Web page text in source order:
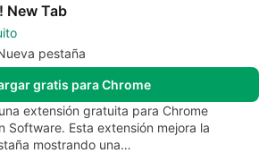
New Tab
pestaña
gratis para Chrome
extensión gratuita para Chrome
Software. Esta extensión mejora la
mostrando una…